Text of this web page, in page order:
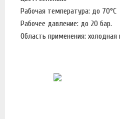
Рабочая температура: до 70°C
Рабочее давление: до 20 бар.
Область применения: холодная